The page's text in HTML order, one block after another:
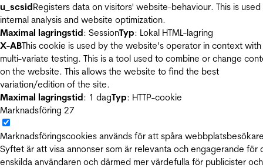
u_scsidRegisters data on visitors' website-behaviour. This is
internal analysis and website optimization.
Maximal lagringstid: SessionTyp: Lokal HTML-lagring
X-ABThis cookie is used by the website’s operator in context with
multi-variate testing. This is a tool used to combine or change
on the website. This allows the website to find the best
variation/edition of the site.
Maximal lagringstid: 1 dagTyp: HTTP-cookie
Marknadsföring 27
Marknadsföringscookies används för att spåra
Syftet är att visa annonser som är relevanta och engagerande för
enskilda användaren och därmed mer värdefulla för publicister och